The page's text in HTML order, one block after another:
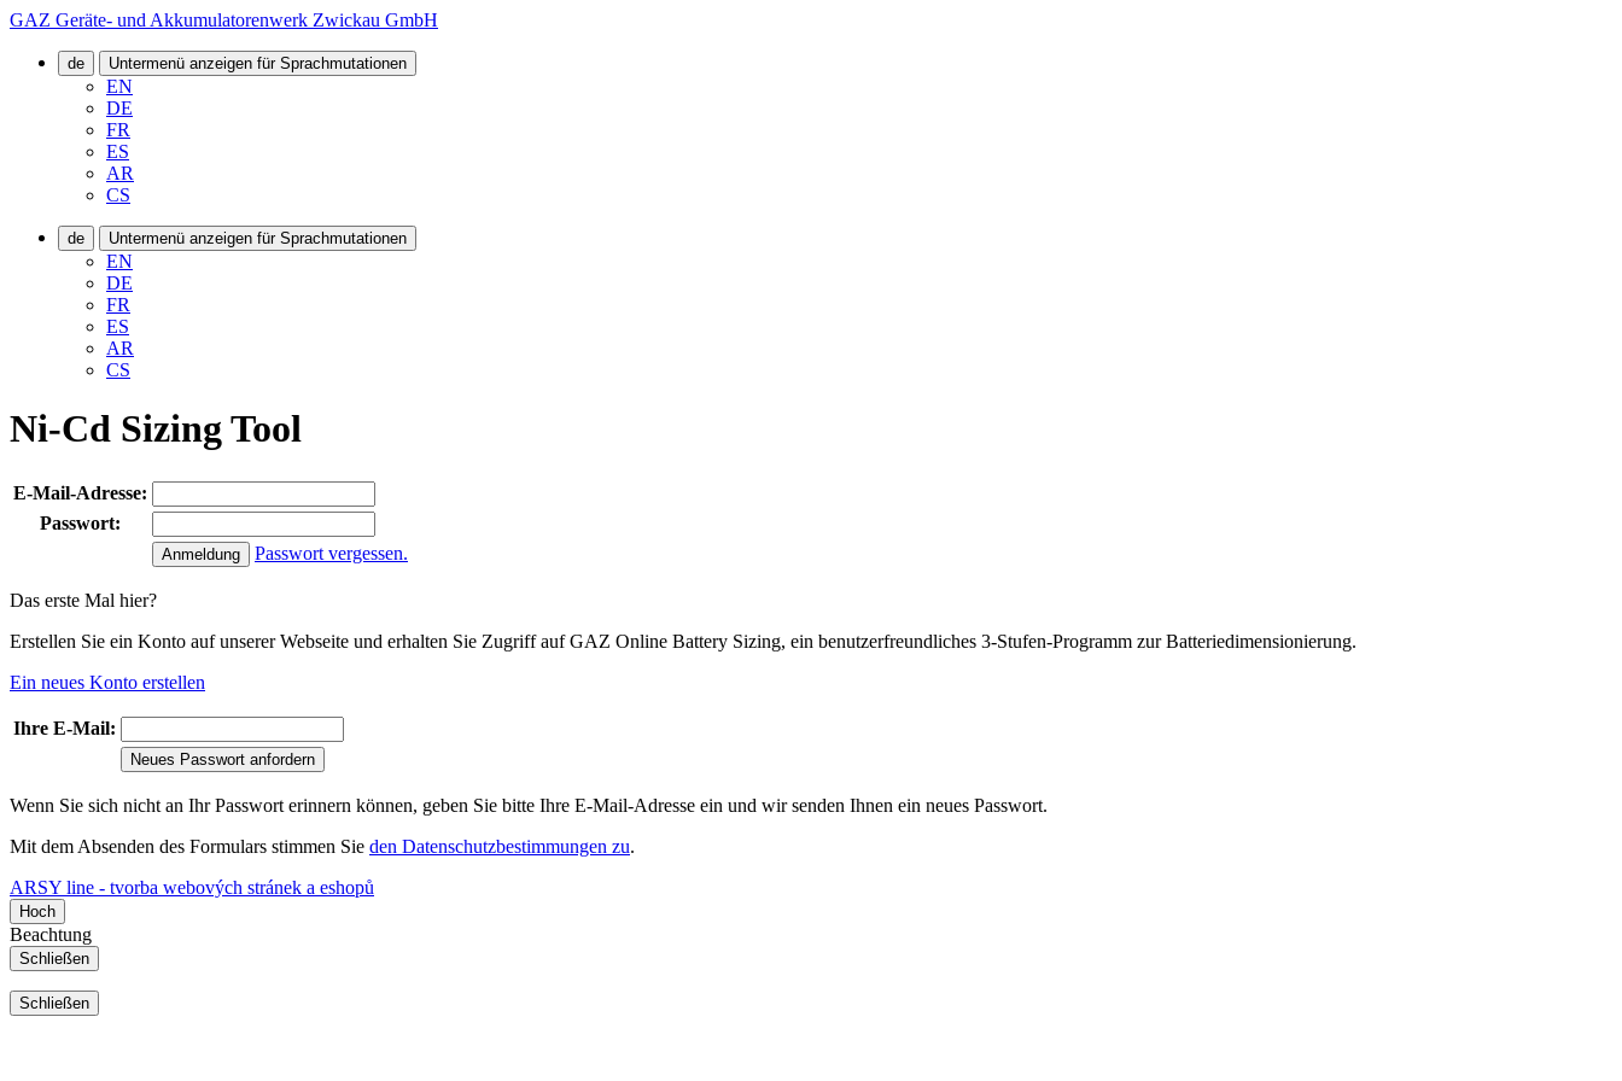
GAZ Geräte- und Akkumulatorenwerk Zwickau GmbH
de Untermenü anzeigen für Sprachmutationen
EN
DE
FR
ES
AR
CS
de Untermenü anzeigen für Sprachmutationen
EN
DE
FR
ES
AR
CS
Ni-Cd Sizing Tool
E-Mail-Adresse:
Passwort:
Passwort vergessen.
Das erste Mal hier?
Erstellen Sie ein Konto auf unserer Webseite und erhalten Sie Zugriff auf GAZ Online Battery Sizing, ein benutzerfreundliches 3-Stufen-Programm zur Batteriedimensionierung.
Ein neues Konto erstellen
Ihre E-Mail:
Neues Passwort anfordern
Wenn Sie sich nicht an Ihr Passwort erinnern können, geben Sie bitte Ihre E-Mail-Adresse ein und wir senden Ihnen ein neues Passwort.
Mit dem Absenden des Formulars stimmen Sie den Datenschutzbestimmungen zu.
ARSY line - tvorba webových stránek a eshopů
Hoch
Beachtung
Schließen
Schließen